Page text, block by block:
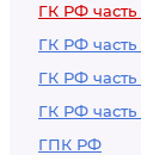
ГК РФ часть
ГК РФ часть
ГК РФ часть
ГК РФ часть
ГПК РФ